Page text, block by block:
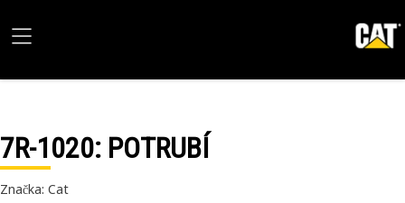
7R-1020: POTRUBÍ
Značka: Cat